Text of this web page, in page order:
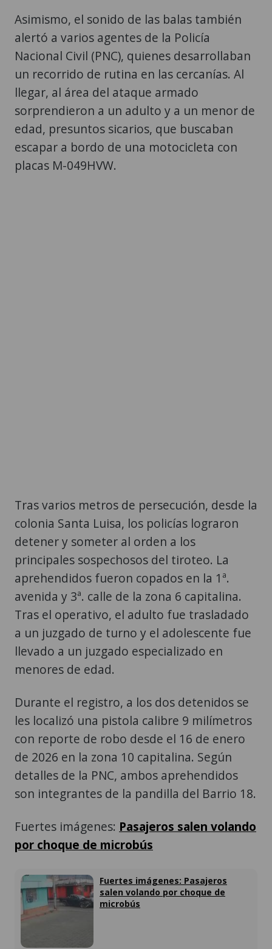
Asimismo, el sonido de las balas también
alertó a varios agentes de la Policía
Nacional Civil (PNC), quienes desarrollaban
un recorrido de rutina en las cercanías. Al
llegar, al área del ataque armado
sorprendieron a un adulto y a un menor de
edad, presuntos sicarios, que buscaban
escapar a bordo de una motocicleta con
placas M-049HVW.
Tras varios metros de persecución, desde la
colonia Santa Luisa, los policías lograron
detener y someter al orden a los
principales sospechosos del tiroteo. La
aprehendidos fueron copados en la 1ª.
avenida y 3ª. calle de la zona 6 capitalina.
Tras el operativo, el adulto fue trasladado
a un juzgado de turno y el adolescente fue
llevado a un juzgado especializado en
menores de edad.
Durante el registro, a los dos detenidos se
les localizó una pistola calibre 9 milímetros
con reporte de robo desde el 16 de enero
de 2026 en la zona 10 capitalina. Según
detalles de la PNC, ambos aprehendidos
son integrantes de la pandilla del Barrio 18.
Fuertes imágenes: Pasajeros salen volando
por choque de microbús
Fuertes imágenes: Pasajeros
salen volando por choque de
microbús